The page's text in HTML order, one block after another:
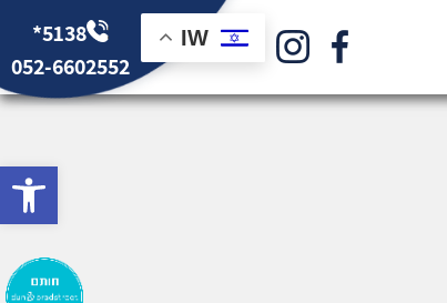
IW
*5138
052-6602552